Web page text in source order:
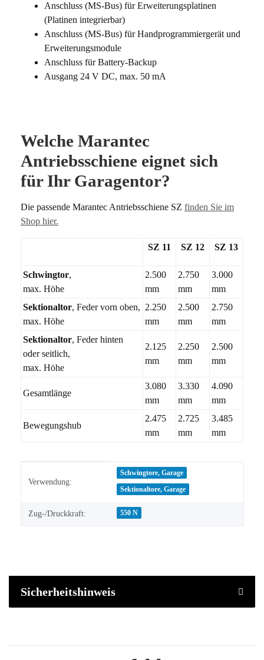
Anschluss (MS-Bus) für Erweiterungsplatinen
(Platinen integrierbar)
Anschluss (MS-Bus) für Handprogrammiergerät und
Erweiterungsmodule
Anschluss für Battery-Backup
Ausgang 24 V DC, max. 50 mA
Welche Marantec
Antriebsschiene eignet sich
für Ihr Garagentor?
Die passende Marantec Antriebsschiene SZ finden Sie im
Shop hier.
SZ 11 SZ 12 SZ 13
Schwingtor,
max. Höhe
2.500
mm
2.750
mm
3.000
mm
Sektionaltor, Feder vorn oben,
max. Höhe
2.250
mm
2.500
mm
2.750
mm
Sektionaltor, Feder hinten
oder seitlich,
max. Höhe
2.125
mm
2.250
mm
2.500
mm
Gesamtlänge
3.080
mm
3.330
mm
4.090
mm
Bewegungshub
2.475
mm
2.725
mm
3.485
mm
Verwendung:
Schwingtore, Garage
Sektionaltore, Garage
Zug-/Druckkraft: 550 N
Sicherheitshinweis